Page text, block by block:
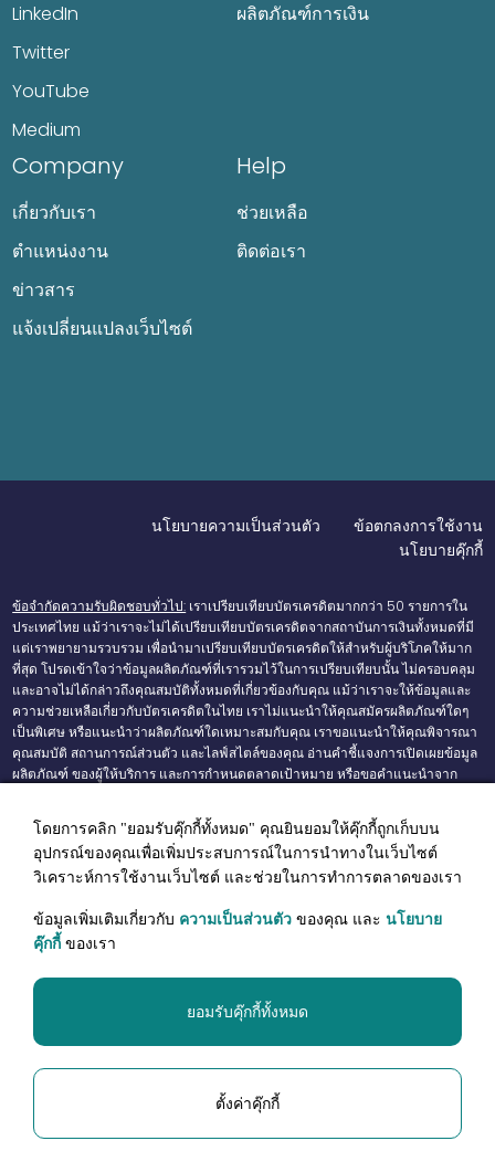
โดยการคลิก "ยอมรับคุ๊กกี้ทั้งหมด" คุณยินยอมให้คุ๊กกี้ถูกเก็บบน
อุปกรณ์ของคุณเพื่อเพิ่มประสบการณ์ในการนำทางในเว็บไซต์
วิเคราะห์การใช้งานเว็บไซต์ และช่วยในการทำการตลาดของเรา
ข้อมูลเพิ่มเติมเกี่ยวกับ ความเป็นส่วนตัว ของคุณ และ นโยบาย
คุ๊กกี้ ของเรา
ยอมรับคุ๊กกี้ทั้งหมด
ตั้งค่าคุ๊กกี้
LinkedIn
Twitter
YouTube
Medium
ผลิตภัณฑ์การเงิน
Company
เกี่ยวกับเรา
ตำแหน่งงาน
ข่าวสาร
แจ้งเปลี่ยนแปลงเว็บไซต์
Help
ช่วยเหลือ
ติดต่อเรา
ข้อตกลงการใช้งาน
นโยบายความเป็นส่วนตัว
นโยบายคุ๊กกี้
ข้อจำกัดความรับผิดชอบทั่วไป: เราเปรียบเทียบบัตรเครดิตมากกว่า 50 รายการใน
ประเทศไทย แม้ว่าเราจะไม่ได้เปรียบเทียบบัตรเครดิตจากสถาบันการเงินทั้งหมดที่มี
แต่เราพยายามรวบรวม เพื่อนำมาเปรียบเทียบบัตรเครดิตให้สำหรับผู้บริโภคให้มาก
ที่สุด โปรดเข้าใจว่าข้อมูลผลิตภัณฑ์ที่เรารวมไว้ในการเปรียบเทียบนั้น ไม่ครอบคลุม
และอาจไม่ได้กล่าวถึงคุณสมบัติทั้งหมดที่เกี่ยวข้องกับคุณ แม้ว่าเราจะให้ข้อมูลและ
ความช่วยเหลือเกี่ยวกับบัตรเครดิตในไทย เราไม่แนะนำให้คุณสมัครผลิตภัณฑ์ใดๆ
เป็นพิเศษ หรือแนะนำว่าผลิตภัณฑ์ใดเหมาะสมกับคุณ เราขอแนะนำให้คุณพิจารณา
คุณสมบัติ สถานการณ์ส่วนตัว และไลฟ์สไตล์ของคุณ อ่านคำชี้แจงการเปิดเผยข้อมูล
ผลิตภัณฑ์ ของผู้ให้บริการ และการกำหนดตลาดเป้าหมาย หรือขอคำแนะนำจาก
ธรรมเนียม และค่าธรรมเนียมอาจเปลี่ยนแปลงได้โดยไม่ต้องแจ้งให้ทราบล่วงหน้า
แม้ว่าจะมีความพยายามตามสมควรเพื่อรักษาข้อมูลที่ถูกต้อง คุณลักษณะบางอย่าง
ของผลิตภัณฑ์ และค่าธรรมเนียมอาจมีการเปลี่ยนแปลงได้ และข้อมูลของเราจะแสดง
โดยไม่มีการรับประกัน ในเว็บไซต์นี้ เราให้ความช่วยเหลือด้านการจัดหาสินเชื่อ และ
การเงินของคุณ อันเป็นผลมาจากลิงก์ขาออกบนเว็บไซต์นี้ เมื่อคุณคลิกที่ปุ่ม 'สมัคร'
คุณจะมีโอกาสตรวจสอบข้อกำหนดและเงื่อนไขของผลิตภัณฑ์การเงิน บนเว็บไซต์
'ดีที่สุด' หรือ 'ยอดนิยม' ไม่ใช่การให้คะแนนผลิตภัณฑ์ และเช่นเดียวกับการใช้เว็บไซต์
ข้อตกลงการใช้งานของเรา
Omyfin
Copyright © 2024, Omyfin. All rights reserved.